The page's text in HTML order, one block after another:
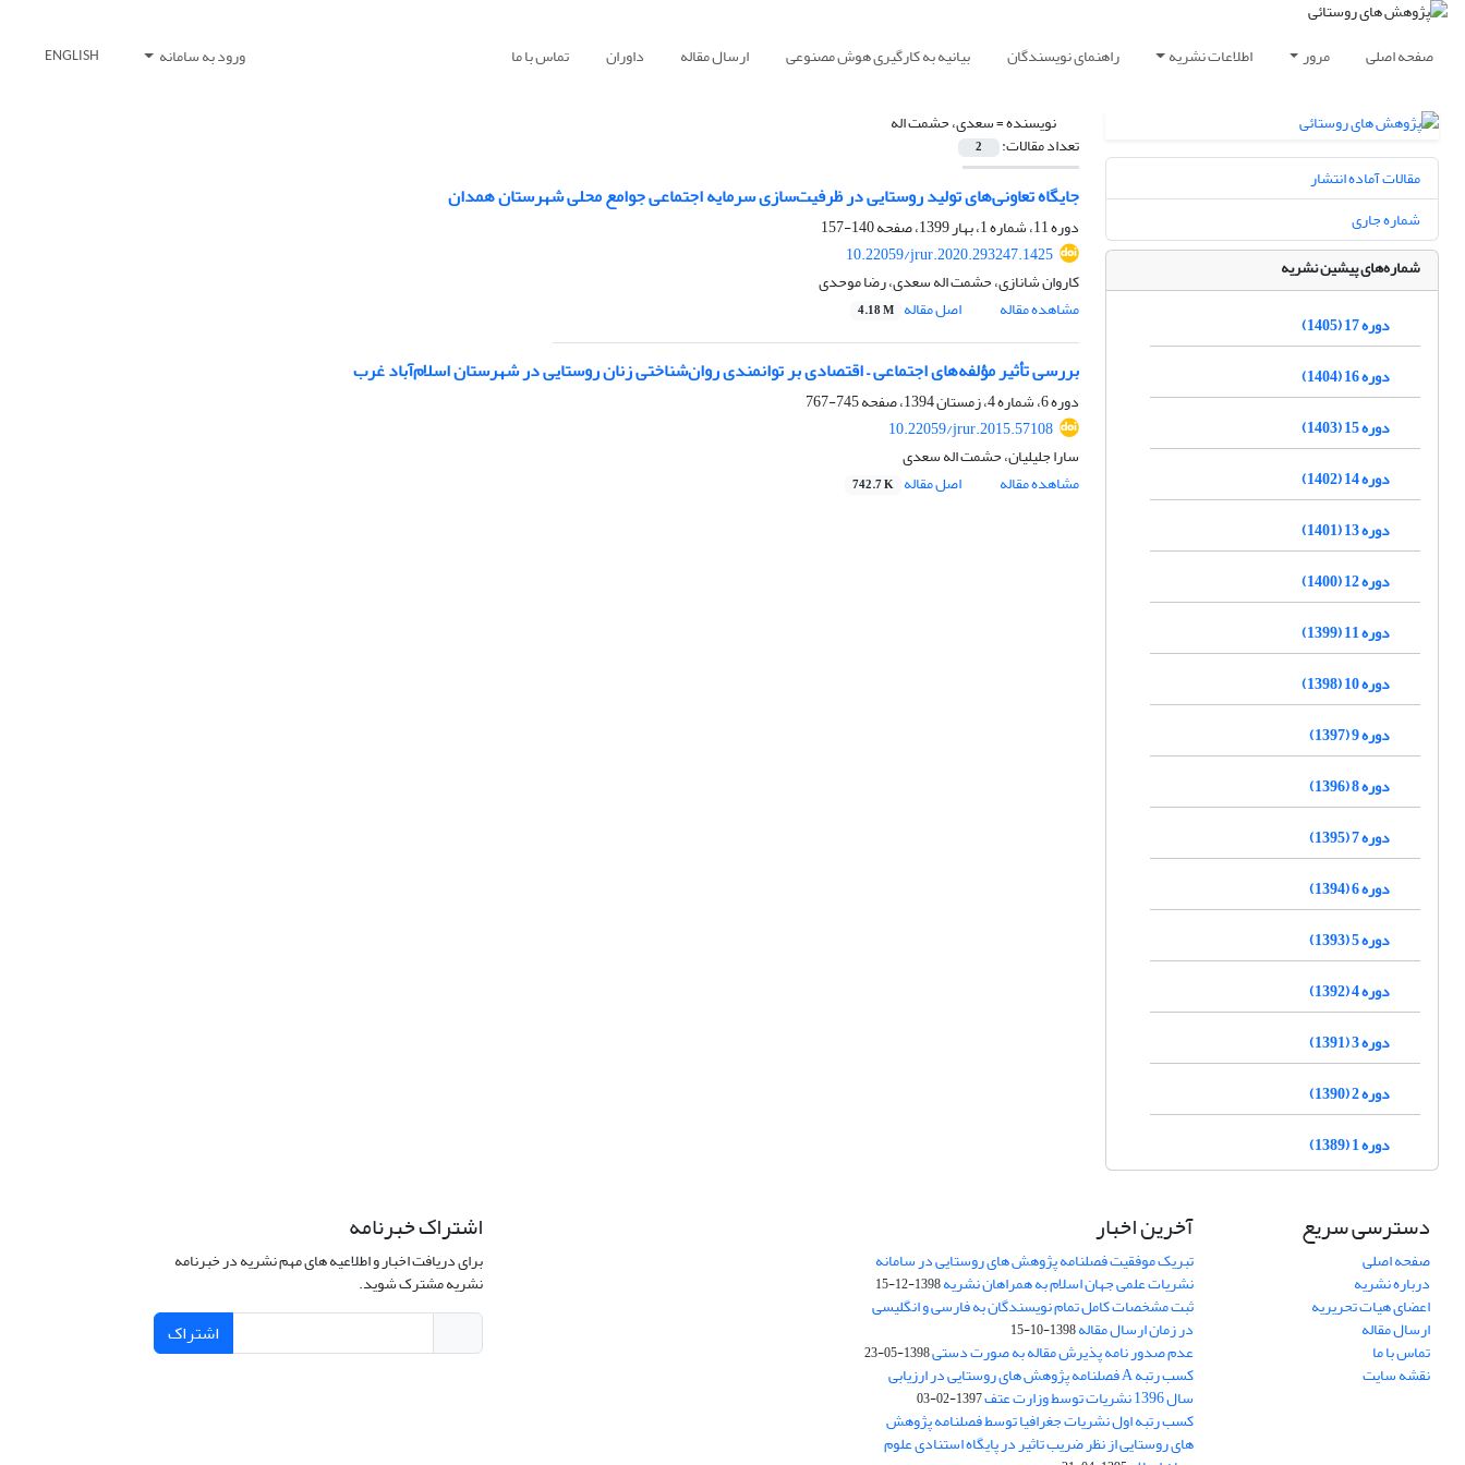
صفحه اصلی مرور اطلاعات نشریه راهنمای نویسندگان بیانیه به کارگیری هوش مصنوعی ارسال مقاله داوران تماس با ما ورود به سامانه ENGLISH
نویسنده =سعدی، حشمت اله
تعداد مقالات: 2
جایگاه تعاونی‌های تولید روستایی در ظرفیت‌سازی سرمایه اجتماعی جوامع محلی شهرستان همدان
دوره 11، شماره 1، بهار 1399، صفحه
140-157
10.22059/jrur.2020.293247.1425
کاروان شانازی، حشمت اله سعدی، رضا موحدی
مشاهده مقاله
اصل مقاله 4.18 M
بررسی تأثیر مؤلفه‌های اجتماعی – اقتصادی بر توانمندی روان‌شناختی زنان روستایی در شهرستان اسلام‌آباد غرب
دوره 6، شماره 4، زمستان 1394، صفحه
745-767
10.22059/jrur.2015.57108
سارا جلیلیان، حشمت اله سعدی
مشاهده مقاله
اصل مقاله 742.7 K
مقالات آماده انتشار
شماره جاری
شماره‌های پیشین نشریه
دوره 17 (1405)
دوره 16 (1404)
دوره 15 (1403)
دوره 14 (1402)
دوره 13 (1401)
دوره 12 (1400)
دوره 11 (1399)
دوره 10 (1398)
دوره 9 (1397)
دوره 8 (1396)
دوره 7 (1395)
دوره 6 (1394)
دوره 5 (1393)
دوره 4 (1392)
دوره 3 (1391)
دوره 2 (1390)
دوره 1 (1389)
دسترسی سریع
صفحه اصلی
درباره نشریه
اعضای هیات تحریریه
ارسال مقاله
تماس با ما
نقشه سایت
آخرین اخبار
تبریک موفقیت فصلنامه پژوهش های روستایی در سامانه
نشریات علمی جهان اسلام به همراهان نشریه1398-12-15
ثبت مشخصات کامل تمام نویسندگان به فارسی و انگلیسی
در زمان ارسال مقاله1398-10-15
عدم صدور نامه پذیرش مقاله به صورت دستی1398-05-23
کسب رتبه A فصلنامه پژوهش های روستایی در ارزیابی
سال 1396 نشریات توسط وزارت عتف 1397-02-03
کسب رتبه اول نشریات جغرافیا توسط فصلنامه پژوهش
های روستایی از نظر ضریب تاثیر در پایگاه استنادی علوم
اشتراک خبرنامه
برای دریافت اخبار و اطلاعیه های مهم نشریه در خبرنامه
نشریه مشترک شوید.
اشتراک